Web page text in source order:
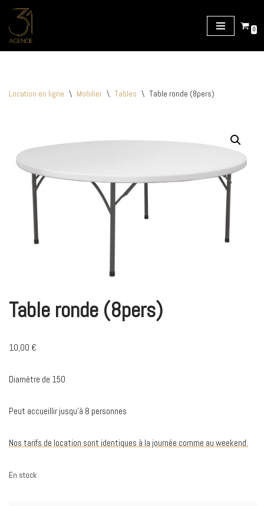
Aller
au
0
Location en ligne \ Mobilier \ Tables \ Table ronde (8pers)
Table ronde (8pers)
10,00 €
Diamètre de 150
Peut accueillir jusqu’à 8 personnes
Nos tarifs de location sont identiques à la journée comme au weekend.
En stock